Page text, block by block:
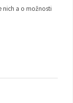
nich a o možnosti